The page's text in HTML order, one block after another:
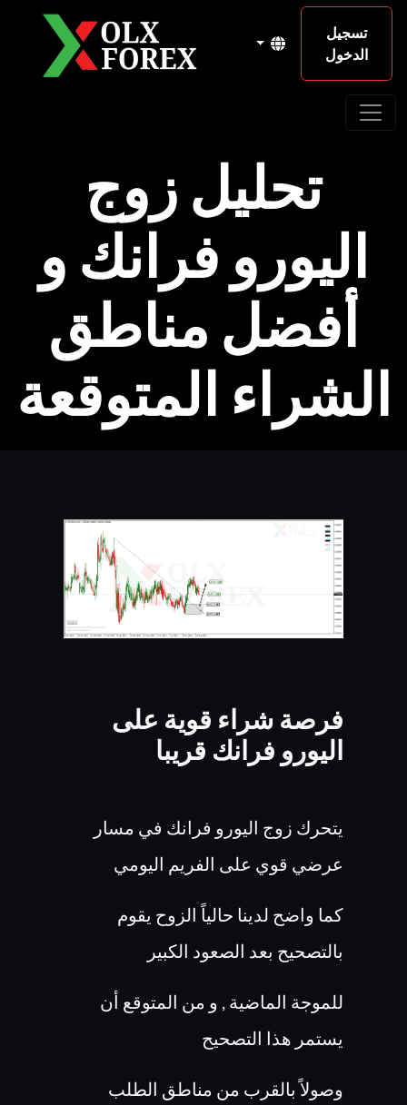
تسجيل
الدخول
تحليل زوج
اليورو فرانك و
أفضل مناطق
الشراء المتوقعة
فرصة شراء قوية على
اليورو فرانك قريبا
يتحرك زوج اليورو فرانك في مسار
عرضي قوي على الفريم اليومي
كما واضح لدينا حالياً الزوح يقوم
بالتصحيح بعد الصعود الكبير
للموجة الماضية , و من المتوقع أن
يستمر هذا التصحيح
وصولاً بالقرب من مناطق الطلب